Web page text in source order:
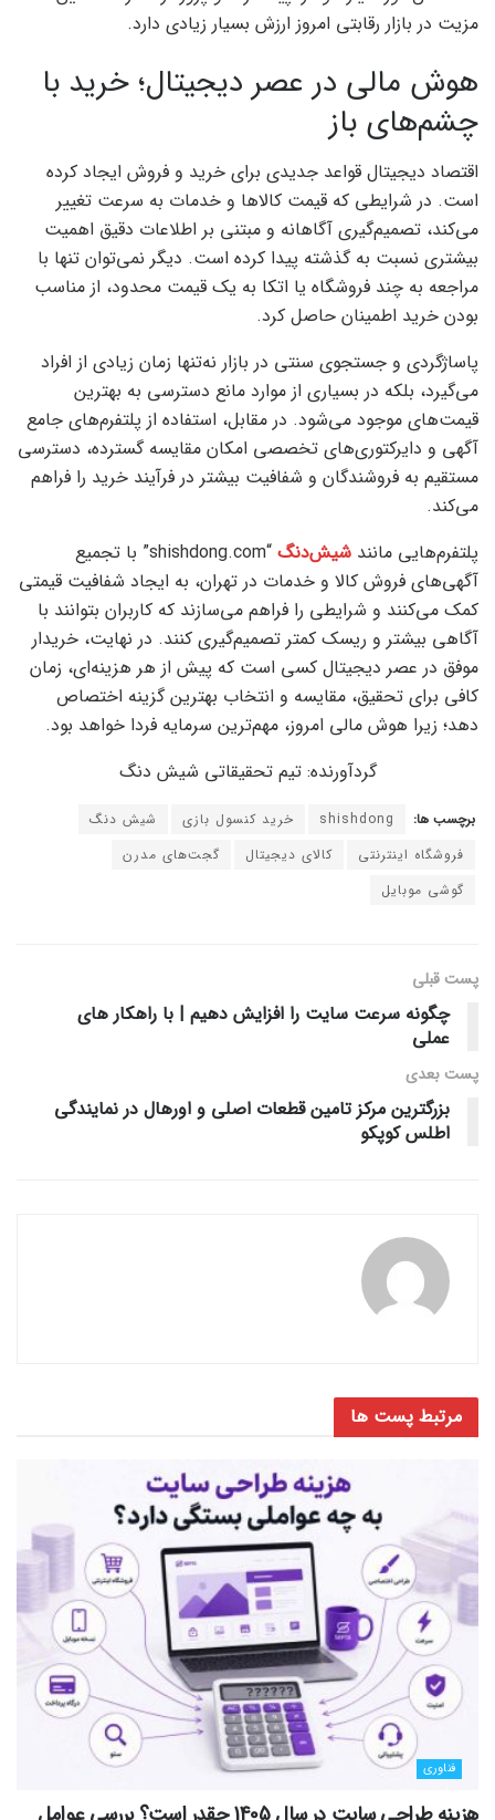
مزیت در بازار رقابتی امروز ارزش بسیار زیادی دارد.
هوش مالی در عصر دیجیتال؛ خرید با
چشم‌های باز
اقتصاد دیجیتال قواعد جدیدی برای خرید و فروش ایجاد کرده
است. در شرایطی که قیمت کالاها و خدمات به سرعت تغییر
می‌کند، تصمیم‌گیری آگاهانه و مبتنی بر اطلاعات دقیق اهمیت
بیشتری نسبت به گذشته پیدا کرده است. دیگر نمی‌توان تنها با
مراجعه به چند فروشگاه یا اتکا به یک قیمت محدود، از مناسب
بودن خرید اطمینان حاصل کرد.
پاساژگردی و جستجوی سنتی در بازار نه‌تنها زمان زیادی از افراد
می‌گیرد، بلکه در بسیاری از موارد مانع دسترسی به بهترین
قیمت‌های موجود می‌شود. در مقابل، استفاده از پلتفرم‌های جامع
آگهی و دایرکتوری‌های تخصصی امکان مقایسه گسترده، دسترسی
مستقیم به فروشندگان و شفافیت بیشتر در فرآیند خرید را فراهم
می‌کند.
پلتفرم‌هایی مانند شیش‌دنگ
“shishdong.com” با تجمیع
آگهی‌های فروش کالا و خدمات در تهران، به ایجاد شفافیت قیمتی
کمک می‌کنند و شرایطی را فراهم می‌سازند که کاربران بتوانند با
آگاهی بیشتر و ریسک کمتر تصمیم‌گیری کنند. در نهایت، خریدار
موفق در عصر دیجیتال کسی است که پیش از هر هزینه‌ای، زمان
کافی برای تحقیق، مقایسه و انتخاب بهترین گزینه اختصاص
دهد؛ زیرا هوش مالی امروز، مهم‌ترین سرمایه فردا خواهد بود.
گردآورنده: تیم تحقیقاتی شیش دنگ
برچسب ها: shishdong خرید کنسول بازی
شیش دنگ
فروشگاه اینترنتی
کالای دیجیتال
گجت‌های مدرن
گوشی موبایل
پست قبلی
چگونه سرعت سایت را افزایش دهیم | با راهکار های
عملی
پست‌ بعدی
بزرگترین مرکز تامین قطعات اصلی و اورهال در نمایندگی
اطلس کوپکو
مرتبط پست ها
فناوری